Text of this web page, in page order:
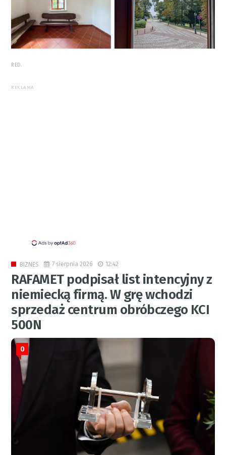
RED.
REKLAMA
BIZNES 7 sierpnia 2026 12:42
RAFAMET podpisał list intencyjny z
niemiecką firmą. W grę wchodzi
sprzedaż centrum obróbczego KCI
500N
0